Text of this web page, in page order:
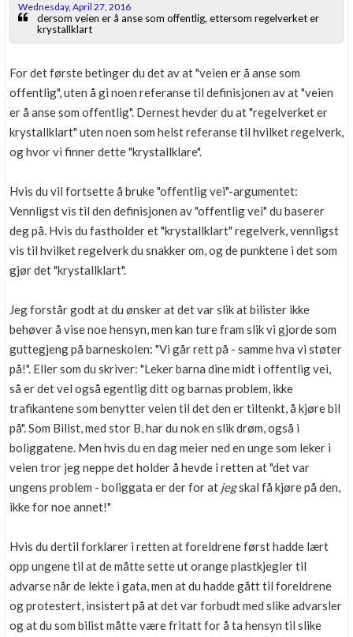
Wednesday, April 27, 2016
dersom veien er å anse som offentlig, ettersom regelverket er
krystallklart
For det første betinger du det av at "veien er å anse som
offentlig", uten å gi noen referanse til definisjonen av at "veien
er å anse som offentlig". Dernest hevder du at "regelverket er
krystallklart" uten noen som helst referanse til hvilket regelverk,
og hvor vi finner dette "krystallklare".
Hvis du vil fortsette å bruke "offentlig vei"-argumentet:
Vennligst vis til den definisjonen av "offentlig vei" du baserer
deg på. Hvis du fastholder et "krystallklart" regelverk, vennligst
vis til hvilket regelverk du snakker om, og de punktene i det som
gjør det "krystallklart".
Jeg forstår godt at du ønsker at det var slik at bilister ikke
behøver å vise noe hensyn, men kan ture fram slik vi gjorde som
guttegjeng på barneskolen: "Vi går rett på - samme hva vi støter
på!". Eller som du skriver: "Leker barna dine midt i offentlig vei,
så er det vel også egentlig ditt og barnas problem, ikke
trafikantene som benytter veien til det den er tiltenkt, å kjøre bil
på". Som Bilist, med stor B, har du nok en slik drøm, også i
boliggatene. Men hvis du en dag meier ned en unge som leker i
veien tror jeg neppe det holder å hevde i retten at "det var
ungens problem - boliggata er der for at jegskal få kjøre på den,
ikke for noe annet!"
Hvis du dertil forklarer i retten at foreldrene først hadde lært
opp ungene til at de måtte sette ut orange plastkjegler til
advarse når de lekte i gata, men at du hadde gått til foreldrene
og protestert, insistert på at det var forbudt med slike advarsler
og at du som bilist måtte være fritatt for å ta hensyn til slike